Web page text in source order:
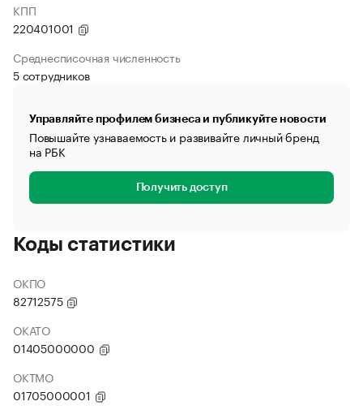
КПП
220401001
Среднесписочная численность
5 сотрудников
Управляйте профилем бизнеса и публикуйте новости
Повышайте узнаваемость и развивайте личный бренд
на РБК
Получить доступ
Коды статистики
ОКПО
82712575
ОКАТО
01405000000
ОКТМО
01705000001